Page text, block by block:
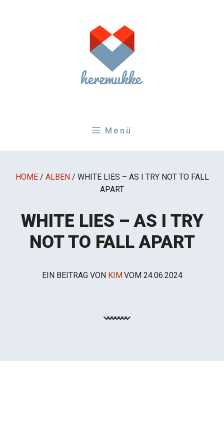
Menü
HOME / ALBEN / WHITE LIES – AS I TRY NOT TO FALL
APART
WHITE LIES – AS I TRY
NOT TO FALL APART
EIN BEITRAG VON KIMVOM 24.06.2024